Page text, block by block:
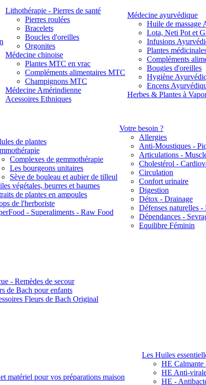
Lithothérapie - Pierres de santé
Pierres roulées
Bracelets
Boucles d'oreilles
Orgonites
Médecine chinoise
Plantes MTC en vrac
Compléments alimentaires MTC
Champignons MTC
Médecine Amérindienne
Acessoires Ethniques
Médecine ayurvédique
Huile de massage
Lota, Neti Pot et
Infusions
Plantes
Compléments
Bougies d'oreilles
Hygiène
Encens
Herbes & Plantes à
de plantes
Complexes de gemmothérapie
Les bourgeons unitaires
Sève de bouleau et aubier de tilleul
végétales, beurres et baumes
de plantes en ampoules
de l'herboriste
- Superaliments - Raw Food
Votre besoin ?
Allergies
Anti-Moustiques -
Articulations -
Cholestérol -
Circulation
Confort urinaire
Digestion
Détox - Drainage
Défenses naturelles
Dépendances -
Equilibre Féminin
- Remèdes de secour
de Bach pour enfants
Fleurs de Bach Original
matériel pour vos préparations maison
Les Huiles
HE Calmante
HE Anti-
HE -